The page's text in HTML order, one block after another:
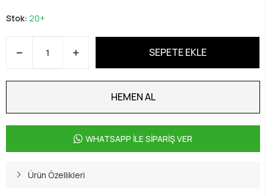
Stok: 20+
SEPETE EKLE
HEMEN AL
WHATSAPP İLE SİPARİŞ VER
Ürün Özellikleri